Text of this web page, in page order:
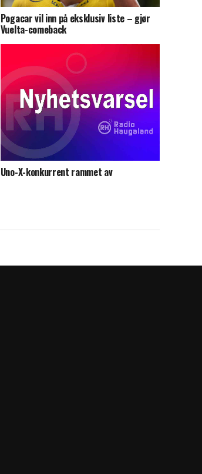
Pogacar vil inn på eksklusiv liste – gjør
Vuelta-comeback
Uno-X-konkurrent rammet av